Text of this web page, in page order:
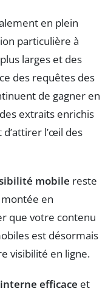
en plein
particulière à
larges et des
des requêtes des
de gagner en
extraits enrichis
l’œil des
mobile reste
en
que votre contenu
est désormais
visibilité en ligne.
efficace et